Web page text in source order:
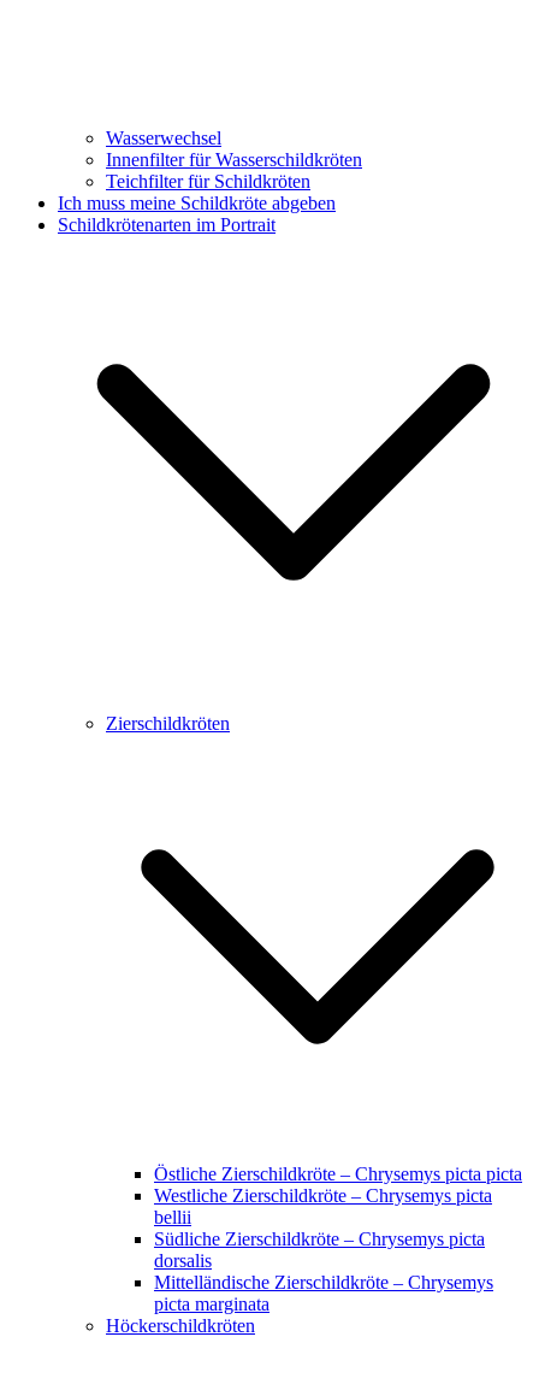
Wasserwechsel
Innenfilter für Wasserschildkröten
Teichfilter für Schildkröten
Ich muss meine Schildkröte abgeben
Schildkrötenarten im Portrait
Zierschildkröten
Östliche Zierschildkröte – Chrysemys picta picta
Westliche Zierschildkröte – Chrysemys picta
bellii
Südliche Zierschildkröte – Chrysemys picta
dorsalis
Mittelländische Zierschildkröte – Chrysemys
picta marginata
Höckerschildkröten